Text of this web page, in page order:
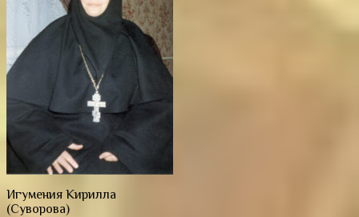
Игумения Кирилла
(Суворова)